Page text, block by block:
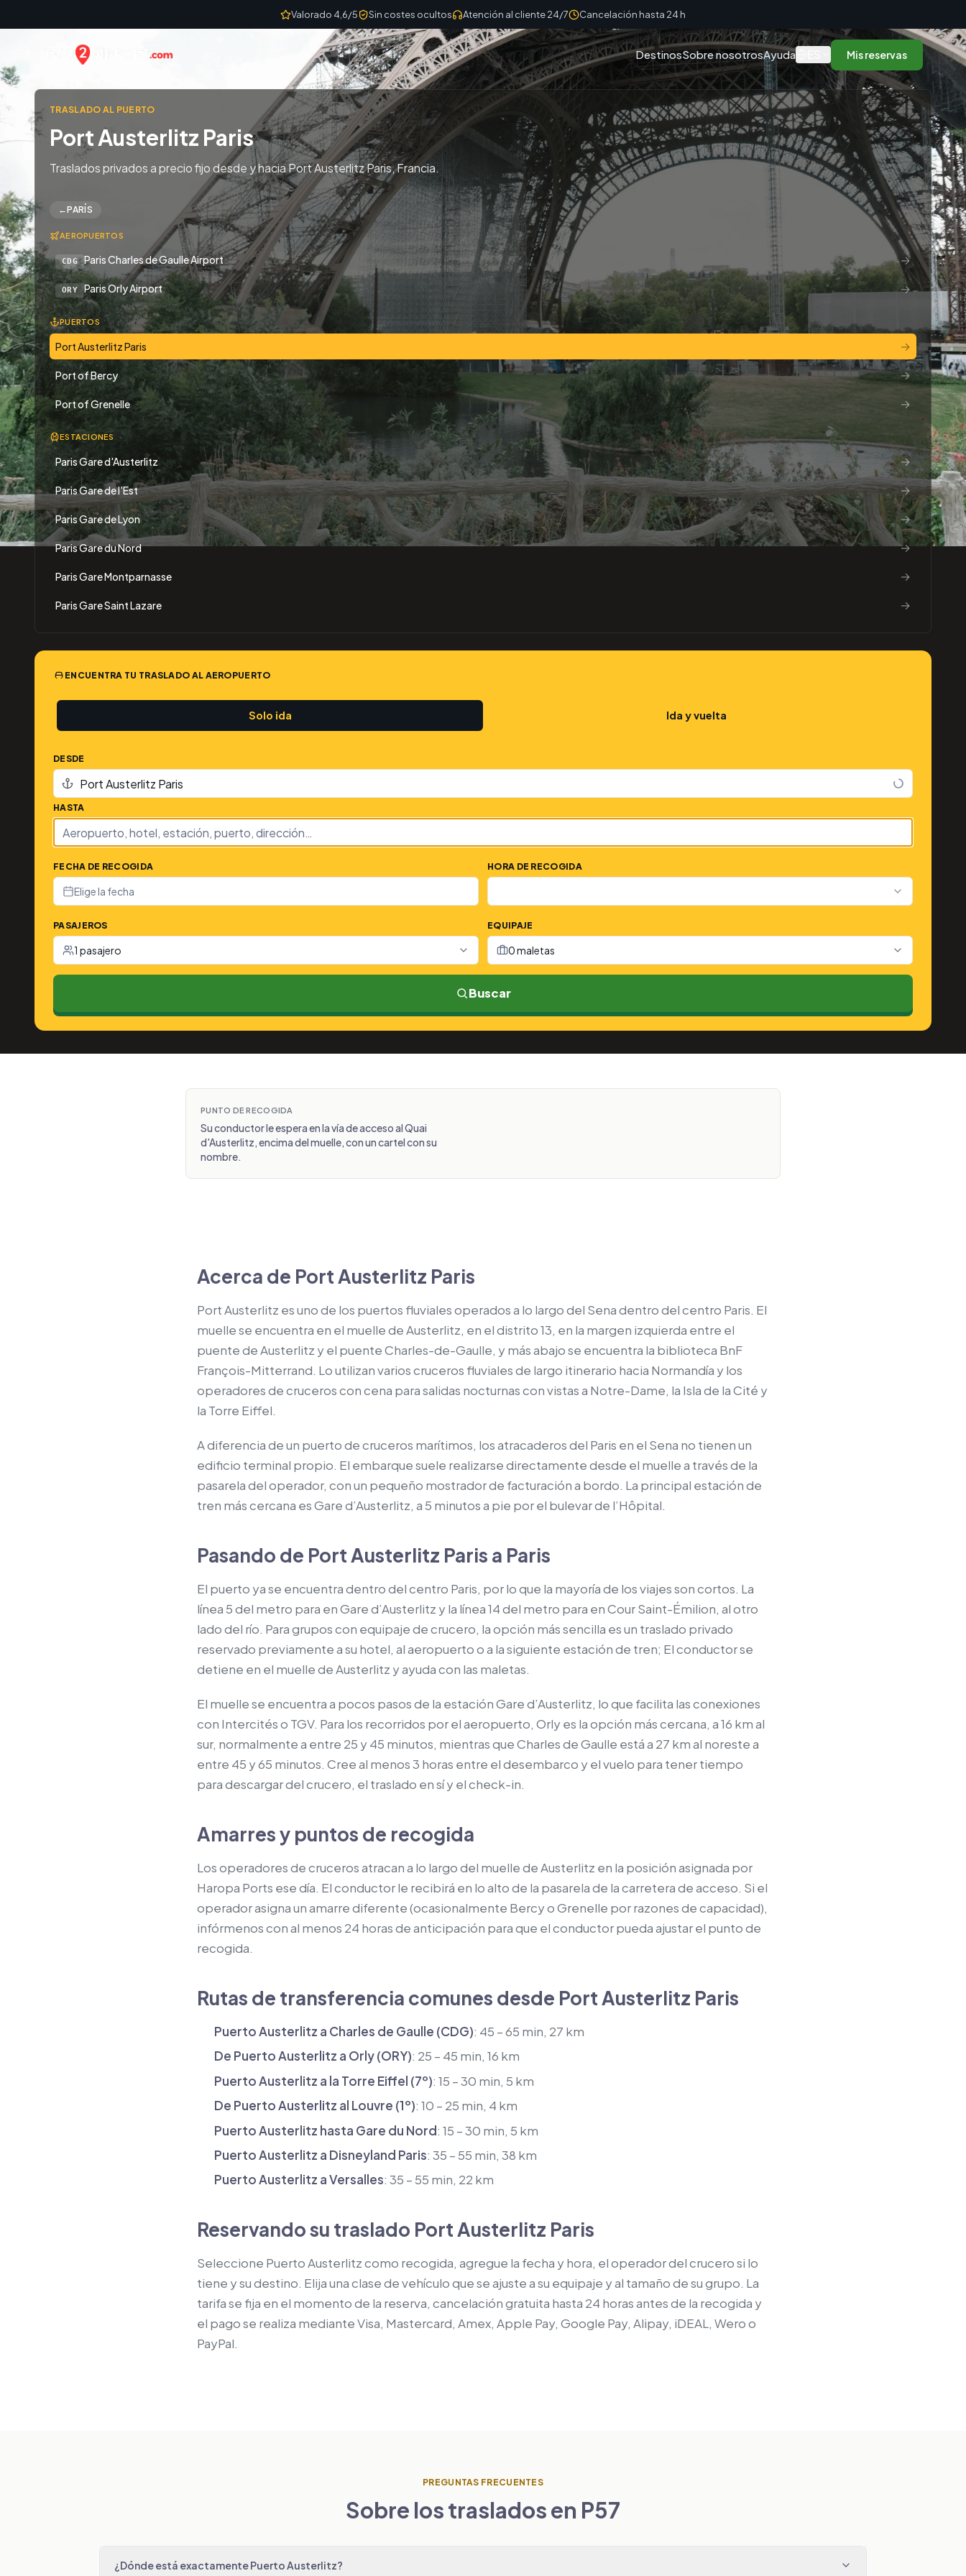
Valorado 4,6/5 Sin costes ocultos Atención al cliente 24/7 Cancelación hasta 24 h
DestinosSobre nosotrosAyuda Mis reservas
TRASLADO AL PUERTO
Port Austerlitz Paris
Traslados privados a precio fijo desde y hacia Port Austerlitz Paris, Francia.
←PARÍS
AEROPUERTOS
CDG Paris Charles de Gaulle Airport →
ORY Paris Orly Airport →
PUERTOS
Port Austerlitz Paris →
Port of Bercy →
Port of Grenelle →
ESTACIONES
Paris Gare d'Austerlitz →
Paris Gare de l'Est →
Paris Gare de Lyon →
Paris Gare du Nord →
Paris Gare Montparnasse →
Paris Gare Saint Lazare →
ENCUENTRA TU TRASLADO AL AEROPUERTO
Solo ida Ida y vuelta
DESDE
HASTA
FECHA DE RECOGIDA
Elige la fecha
HORA DE RECOGIDA
PASAJEROS
1 pasajero
EQUIPAJE
0 maletas
Buscar
PUNTO DE RECOGIDA
Su conductor le espera en la vía de acceso al Quai
d'Austerlitz, encima del muelle, con un cartel con su
nombre.
Acerca de Port Austerlitz Paris
Port Austerlitz es uno de los puertos fluviales operados a lo largo del Sena dentro del centro Paris. El
muelle se encuentra en el muelle de Austerlitz, en el distrito 13, en la margen izquierda entre el
puente de Austerlitz y el puente Charles-de-Gaulle, y más abajo se encuentra la biblioteca BnF
François-Mitterrand. Lo utilizan varios cruceros fluviales de largo itinerario hacia Normandía y los
operadores de cruceros con cena para salidas nocturnas con vistas a Notre-Dame, la Isla de la Cité y
la Torre Eiffel.
A diferencia de un puerto de cruceros marítimos, los atracaderos del Paris en el Sena no tienen un
edificio terminal propio. El embarque suele realizarse directamente desde el muelle a través de la
pasarela del operador, con un pequeño mostrador de facturación a bordo. La principal estación de
tren más cercana es Gare d’Austerlitz, a 5 minutos a pie por el bulevar de l’Hôpital.
Pasando de Port Austerlitz Paris a Paris
El puerto ya se encuentra dentro del centro Paris, por lo que la mayoría de los viajes son cortos. La
línea 5 del metro para en Gare d’Austerlitz y la línea 14 del metro para en Cour Saint-Émilion, al otro
lado del río. Para grupos con equipaje de crucero, la opción más sencilla es un traslado privado
reservado previamente a su hotel, al aeropuerto o a la siguiente estación de tren; El conductor se
detiene en el muelle de Austerlitz y ayuda con las maletas.
El muelle se encuentra a pocos pasos de la estación Gare d’Austerlitz, lo que facilita las conexiones
con Intercités o TGV. Para los recorridos por el aeropuerto, Orly es la opción más cercana, a 16 km al
sur, normalmente a entre 25 y 45 minutos, mientras que Charles de Gaulle está a 27 km al noreste a
entre 45 y 65 minutos. Cree al menos 3 horas entre el desembarco y el vuelo para tener tiempo
para descargar del crucero, el traslado en sí y el check-in.
Amarres y puntos de recogida
Los operadores de cruceros atracan a lo largo del muelle de Austerlitz en la posición asignada por
Haropa Ports ese día. El conductor le recibirá en lo alto de la pasarela de la carretera de acceso. Si el
operador asigna un amarre diferente (ocasionalmente Bercy o Grenelle por razones de capacidad),
infórmenos con al menos 24 horas de anticipación para que el conductor pueda ajustar el punto de
recogida.
Rutas de transferencia comunes desde Port Austerlitz Paris
Puerto Austerlitz a Charles de Gaulle (CDG): 45 – 65 min, 27 km
De Puerto Austerlitz a Orly (ORY): 25 – 45 min, 16 km
Puerto Austerlitz a la Torre Eiffel (7º): 15 – 30 min, 5 km
De Puerto Austerlitz al Louvre (1º): 10 – 25 min, 4 km
Puerto Austerlitz hasta Gare du Nord: 15 – 30 min, 5 km
Puerto Austerlitz a Disneyland Paris: 35 – 55 min, 38 km
Puerto Austerlitz a Versalles: 35 – 55 min, 22 km
Reservando su traslado Port Austerlitz Paris
Seleccione Puerto Austerlitz como recogida, agregue la fecha y hora, el operador del crucero si lo
tiene y su destino. Elija una clase de vehículo que se ajuste a su equipaje y al tamaño de su grupo. La
tarifa se fija en el momento de la reserva, cancelación gratuita hasta 24 horas antes de la recogida y
el pago se realiza mediante Visa, Mastercard, Amex, Apple Pay, Google Pay, Alipay, iDEAL, Wero o
PayPal.
PREGUNTAS FRECUENTES
Sobre los traslados en P57
¿Dónde está exactamente Puerto Austerlitz?